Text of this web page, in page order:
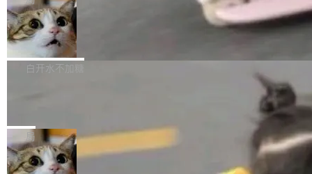
l 迁移或唤醒时，新宿主从 S3 恢复 SQLite 数据
库继续执行。存储库是持久化的唯一真相...
te 17 Pro、OPPO K15，要么是vivo X300 E这
样的次旗舰。 Galaxy Z Fold8 Ultra / Z Fold8 /
Z Flip8三款折叠屏新机均在7月22日发布，且全
部搭载骁龙8 Elite Gen5 for Galaxy，它们本该
本控制系统。目前处于 Early Access 阶段。 De
ltaDB 的核心思路直接写在 landing page 最显
眼的位置：「Software is made between com
mits」——软件是在 commit 之间写出来的。git
是把这段空隙补上。 回退到任何一次编辑：Delt
aDB 捕获 commit 之间的每一次操作，...
SpaceXAI 单季资本开支达 183 亿美元
根据风险投资人Tomer Tunguz 博客（VC 分
析）披露的最新分析与第二季度业绩报告，Spac
微软同期总资本开支的四成。 与亚马逊、Alpha
bet、微软以及 Meta 等传统科技巨头相比，Spa
ceXAI的资金消耗速度尤为引人瞩目。然而，支
白开水不加糖
一个在终端里运行的编程 agent；Muse Spark
1.2，驱动这个 agent 的新模型。一句话概括：
你可以用 curl -fsSL https://dev.meta.ai/install.
局
美团开源 LoHoSearch，用知识图谱校